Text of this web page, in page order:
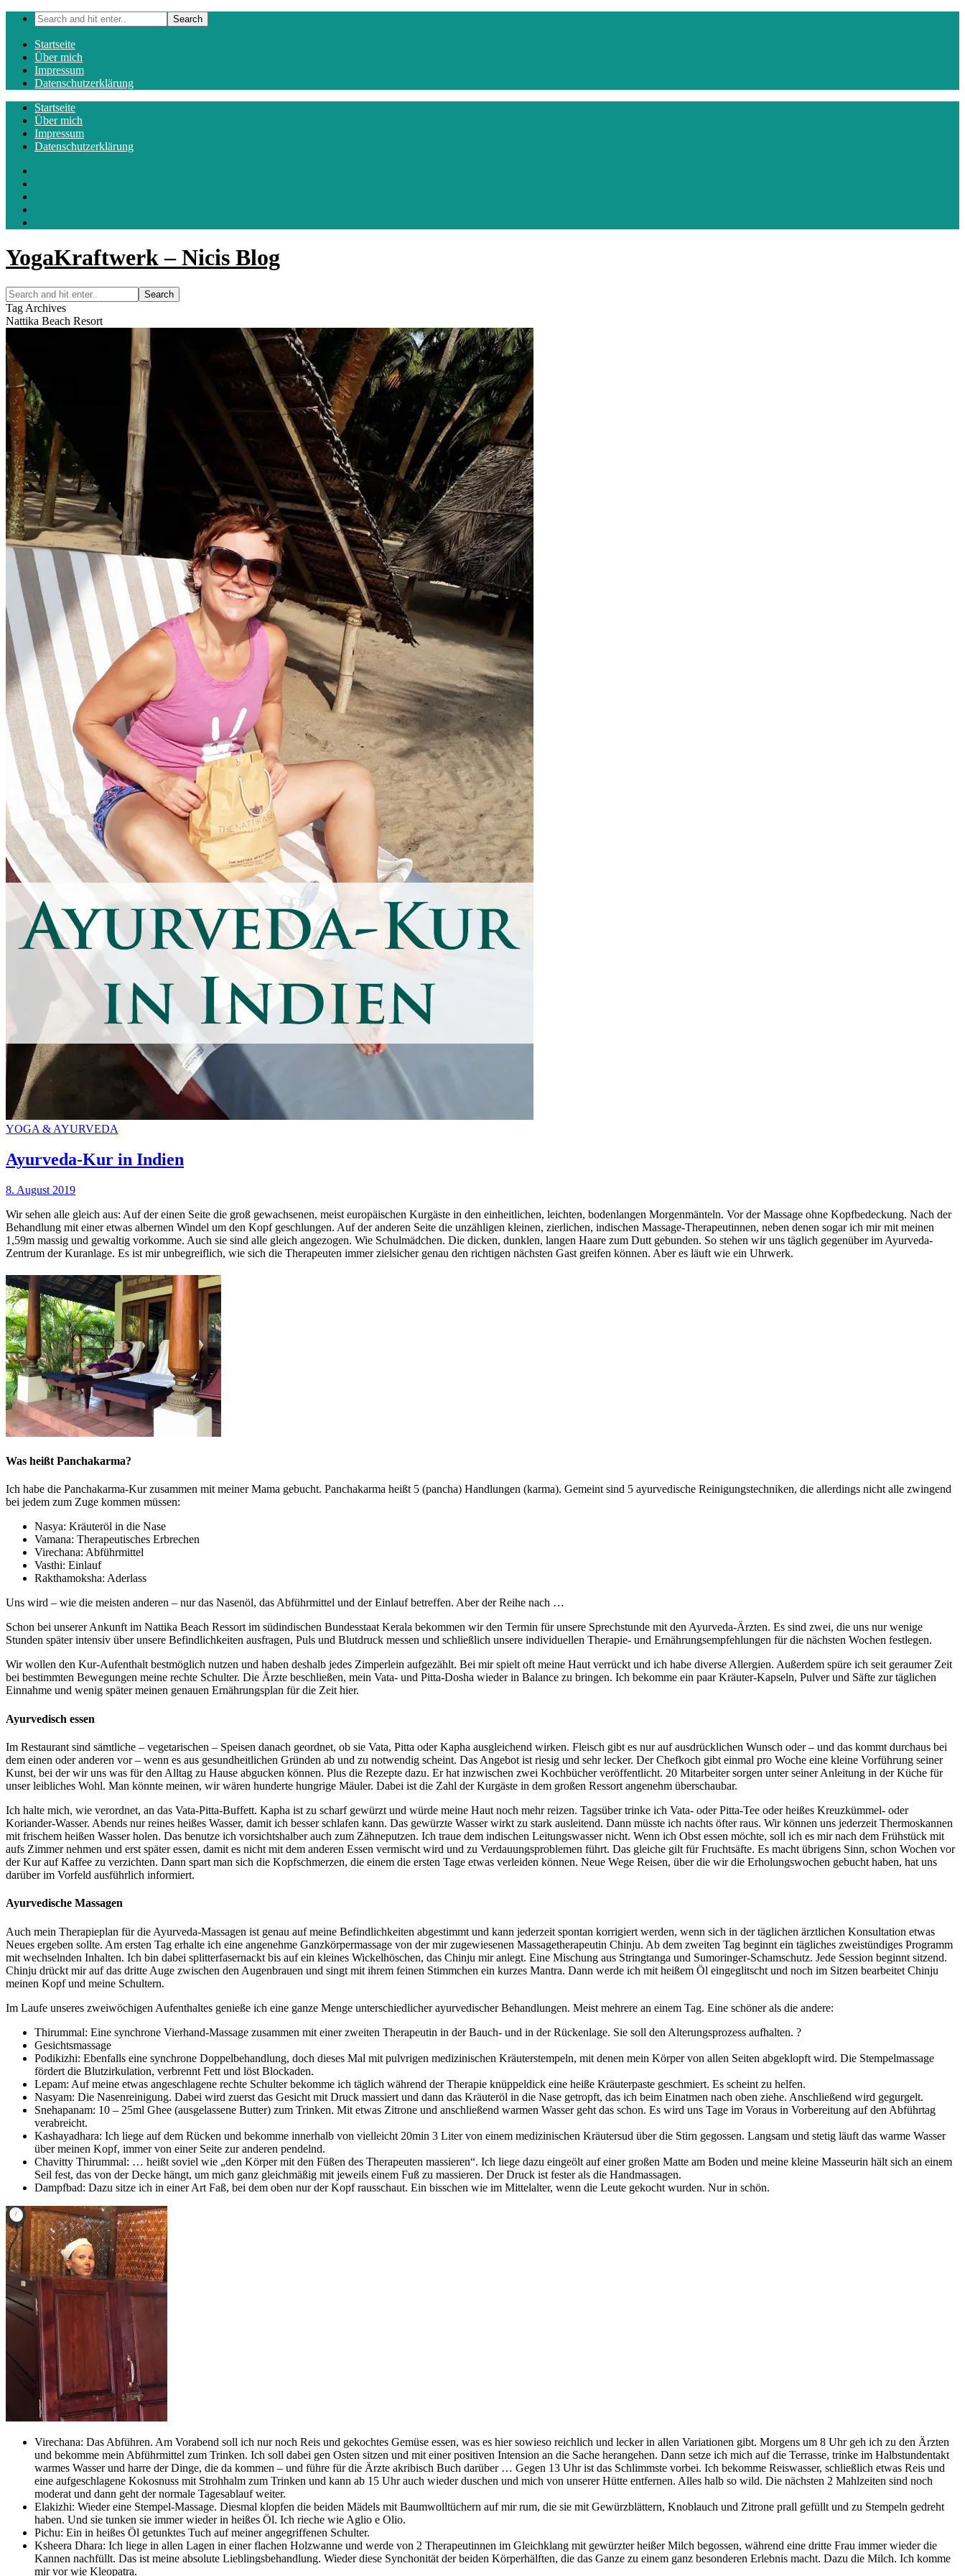
Startseite
Über mich
Impressum
Datenschutzerklärung
Startseite
Über mich
Impressum
Datenschutzerklärung
YogaKraftwerk – Nicis Blog
Tag Archives
Nattika Beach Resort
YOGA & AYURVEDA
Ayurveda-Kur in Indien
8. August 2019
Wir sehen alle gleich aus: Auf der einen Seite die groß gewachsenen, meist europäischen Kurgäste in den einheitlichen, leichten, bodenlangen Morgenmänteln. Vor der Massage ohne Kopfbedeckung. Nach der
Behandlung mit einer etwas albernen Windel um den Kopf geschlungen. Auf der anderen Seite die unzähligen kleinen, zierlichen, indischen Massage-Therapeutinnen, neben denen sogar ich mir mit meinen
1,59m massig und gewaltig vorkomme. Auch sie sind alle gleich angezogen. Wie Schulmädchen. Die dicken, dunklen, langen Haare zum Dutt gebunden. So stehen wir uns täglich gegenüber im Ayurveda-
Zentrum der Kuranlage. Es ist mir unbegreiflich, wie sich die Therapeuten immer zielsicher genau den richtigen nächsten Gast greifen können. Aber es läuft wie ein Uhrwerk.
Was heißt Panchakarma?
Ich habe die Panchakarma-Kur zusammen mit meiner Mama gebucht. Panchakarma heißt 5 (pancha) Handlungen (karma). Gemeint sind 5 ayurvedische Reinigungstechniken, die allerdings nicht alle zwingend
bei jedem zum Zuge kommen müssen:
Nasya: Kräuteröl in die Nase
Vamana: Therapeutisches Erbrechen
Virechana: Abführmittel
Vasthi: Einlauf
Rakthamoksha: Aderlass
Uns wird – wie die meisten anderen – nur das Nasenöl, das Abführmittel und der Einlauf betreffen. Aber der Reihe nach …
Schon bei unserer Ankunft im Nattika Beach Ressort im südindischen Bundesstaat Kerala bekommen wir den Termin für unsere Sprechstunde mit den Ayurveda-Ärzten. Es sind zwei, die uns nur wenige
Stunden später intensiv über unsere Befindlichkeiten ausfragen, Puls und Blutdruck messen und schließlich unsere individuellen Therapie- und Ernährungsempfehlungen für die nächsten Wochen festlegen.
Wir wollen den Kur-Aufenthalt bestmöglich nutzen und haben deshalb jedes Zimperlein aufgezählt. Bei mir spielt oft meine Haut verrückt und ich habe diverse Allergien. Außerdem spüre ich seit geraumer Zeit
bei bestimmten Bewegungen meine rechte Schulter. Die Ärzte beschließen, mein Vata- und Pitta-Dosha wieder in Balance zu bringen. Ich bekomme ein paar Kräuter-Kapseln, Pulver und Säfte zur täglichen
Einnahme und wenig später meinen genauen Ernährungsplan für die Zeit hier.
Ayurvedisch essen
Im Restaurant sind sämtliche – vegetarischen – Speisen danach geordnet, ob sie Vata, Pitta oder Kapha ausgleichend wirken. Fleisch gibt es nur auf ausdrücklichen Wunsch oder – und das kommt durchaus bei
dem einen oder anderen vor – wenn es aus gesundheitlichen Gründen ab und zu notwendig scheint. Das Angebot ist riesig und sehr lecker. Der Chefkoch gibt einmal pro Woche eine kleine Vorführung seiner
Kunst, bei der wir uns was für den Alltag zu Hause abgucken können. Plus die Rezepte dazu. Er hat inzwischen zwei Kochbücher veröffentlicht. 20 Mitarbeiter sorgen unter seiner Anleitung in der Küche für
unser leibliches Wohl. Man könnte meinen, wir wären hunderte hungrige Mäuler. Dabei ist die Zahl der Kurgäste in dem großen Ressort angenehm überschaubar.
Ich halte mich, wie verordnet, an das Vata-Pitta-Buffett. Kapha ist zu scharf gewürzt und würde meine Haut noch mehr reizen. Tagsüber trinke ich Vata- oder Pitta-Tee oder heißes Kreuzkümmel- oder
Koriander-Wasser. Abends nur reines heißes Wasser, damit ich besser schlafen kann. Das gewürzte Wasser wirkt zu stark ausleitend. Dann müsste ich nachts öfter raus. Wir können uns jederzeit Thermoskannen
mit frischem heißen Wasser holen. Das benutze ich vorsichtshalber auch zum Zähneputzen. Ich traue dem indischen Leitungswasser nicht. Wenn ich Obst essen möchte, soll ich es mir nach dem Frühstück mit
aufs Zimmer nehmen und erst später essen, damit es nicht mit dem anderen Essen vermischt wird und zu Verdauungsproblemen führt. Das gleiche gilt für Fruchtsäfte. Es macht übrigens Sinn, schon Wochen vor
der Kur auf Kaffee zu verzichten. Dann spart man sich die Kopfschmerzen, die einem die ersten Tage etwas verleiden können. Neue Wege Reisen, über die wir die Erholungswochen gebucht haben, hat uns
darüber im Vorfeld ausführlich informiert.
Ayurvedische Massagen
Auch mein Therapieplan für die Ayurveda-Massagen ist genau auf meine Befindlichkeiten abgestimmt und kann jederzeit spontan korrigiert werden, wenn sich in der täglichen ärztlichen Konsultation etwas
Neues ergeben sollte. Am ersten Tag erhalte ich eine angenehme Ganzkörpermassage von der mir zugewiesenen Massagetherapeutin Chinju. Ab dem zweiten Tag beginnt ein tägliches zweistündiges Programm
mit wechselnden Inhalten. Ich bin dabei splitterfasernackt bis auf ein kleines Wickelhöschen, das Chinju mir anlegt. Eine Mischung aus Stringtanga und Sumoringer-Schamschutz. Jede Session beginnt sitzend.
Chinju drückt mir auf das dritte Auge zwischen den Augenbrauen und singt mit ihrem feinen Stimmchen ein kurzes Mantra. Dann werde ich mit heißem Öl eingeglitscht und noch im Sitzen bearbeitet Chinju
meinen Kopf und meine Schultern.
Im Laufe unseres zweiwöchigen Aufenthaltes genieße ich eine ganze Menge unterschiedlicher ayurvedischer Behandlungen. Meist mehrere an einem Tag. Eine schöner als die andere:
Thirummal: Eine synchrone Vierhand-Massage zusammen mit einer zweiten Therapeutin in der Bauch- und in der Rückenlage. Sie soll den Alterungsprozess aufhalten. ?
Gesichtsmassage
Podikizhi: Ebenfalls eine synchrone Doppelbehandlung, doch dieses Mal mit pulvrigen medizinischen Kräuterstempeln, mit denen mein Körper von allen Seiten abgeklopft wird. Die Stempelmassage
fördert die Blutzirkulation, verbrennt Fett und löst Blockaden.
Lepam: Auf meine etwas angeschlagene rechte Schulter bekomme ich täglich während der Therapie knüppeldick eine heiße Kräuterpaste geschmiert. Es scheint zu helfen.
Nasyam: Die Nasenreinigung. Dabei wird zuerst das Gesicht mit Druck massiert und dann das Kräuteröl in die Nase getropft, das ich beim Einatmen nach oben ziehe. Anschließend wird gegurgelt.
Snehapanam: 10 – 25ml Ghee (ausgelassene Butter) zum Trinken. Mit etwas Zitrone und anschließend warmen Wasser geht das schon. Es wird uns Tage im Voraus in Vorbereitung auf den Abführtag
verabreicht.
Kashayadhara: Ich liege auf dem Rücken und bekomme innerhalb von vielleicht 20min 3 Liter von einem medizinischen Kräutersud über die Stirn gegossen. Langsam und stetig läuft das warme Wasser
über meinen Kopf, immer von einer Seite zur anderen pendelnd.
Chavitty Thirummal: … heißt soviel wie „den Körper mit den Füßen des Therapeuten massieren“. Ich liege dazu eingeölt auf einer großen Matte am Boden und meine kleine Masseurin hält sich an einem
Seil fest, das von der Decke hängt, um mich ganz gleichmäßig mit jeweils einem Fuß zu massieren. Der Druck ist fester als die Handmassagen.
Dampfbad: Dazu sitze ich in einer Art Faß, bei dem oben nur der Kopf rausschaut. Ein bisschen wie im Mittelalter, wenn die Leute gekocht wurden. Nur in schön.
Virechana: Das Abführen. Am Vorabend soll ich nur noch Reis und gekochtes Gemüse essen, was es hier sowieso reichlich und lecker in allen Variationen gibt. Morgens um 8 Uhr geh ich zu den Ärzten
und bekomme mein Abführmittel zum Trinken. Ich soll dabei gen Osten sitzen und mit einer positiven Intension an die Sache herangehen. Dann setze ich mich auf die Terrasse, trinke im Halbstundentakt
warmes Wasser und harre der Dinge, die da kommen – und führe für die Ärzte akribisch Buch darüber … Gegen 13 Uhr ist das Schlimmste vorbei. Ich bekomme Reiswasser, schließlich etwas Reis und
eine aufgeschlagene Kokosnuss mit Strohhalm zum Trinken und kann ab 15 Uhr auch wieder duschen und mich von unserer Hütte entfernen. Alles halb so wild. Die nächsten 2 Mahlzeiten sind noch
moderat und dann geht der normale Tagesablauf weiter.
Elakizhi: Wieder eine Stempel-Massage. Diesmal klopfen die beiden Mädels mit Baumwolltüchern auf mir rum, die sie mit Gewürzblättern, Knoblauch und Zitrone prall gefüllt und zu Stempeln gedreht
haben. Und sie tunken sie immer wieder in heißes Öl. Ich rieche wie Aglio e Olio.
Pichu: Ein in heißes Öl getunktes Tuch auf meiner angegriffenen Schulter.
Ksheera Dhara: Ich liege in allen Lagen in einer flachen Holzwanne und werde von 2 Therapeutinnen im Gleichklang mit gewürzter heißer Milch begossen, während eine dritte Frau immer wieder die
Kannen nachfüllt. Das ist meine absolute Lieblingsbehandlung. Wieder diese Synchonität der beiden Körperhälften, die das Ganze zu einem ganz besonderen Erlebnis macht. Dazu die Milch. Ich komme
mir vor wie Kleopatra.